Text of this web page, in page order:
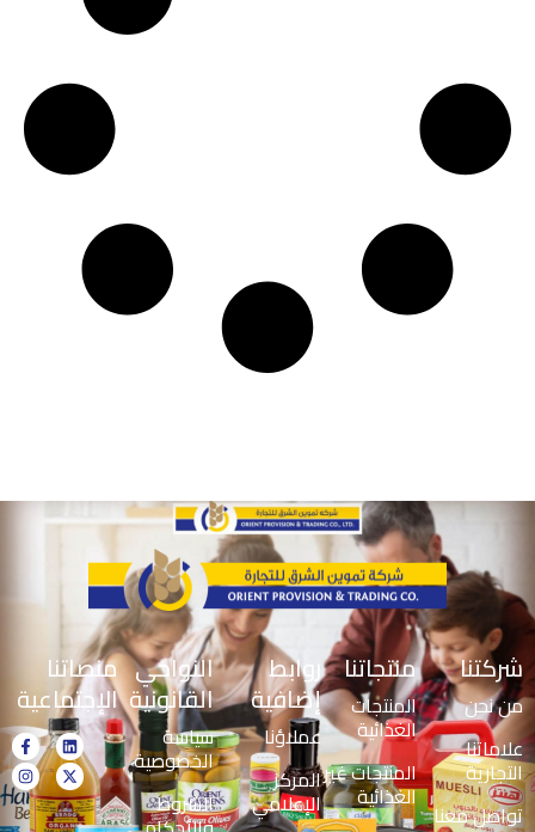
شركتنا
من نحن
علاماتنا
التجارية
تواصل معنا
منتجاتنا
المنتجات
الغذائية
المنتجات غير
الغذائية
روابط
إضافية
عملاؤنا
المركز
الإعلامي
النواحي
القانونية
سياسة
الخصوصية
الشروط
منصاتنا
الإجتماعية